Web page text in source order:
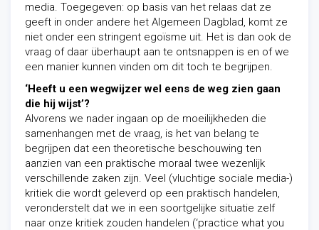
media. Toegegeven: op basis van het relaas dat ze
geeft in onder andere het Algemeen Dagblad, komt ze
niet onder een stringent egoïsme uit. Het is dan ook de
vraag of daar überhaupt aan te ontsnappen is en of we
een manier kunnen vinden om dit toch te begrijpen.
‘Heeft u een wegwijzer wel eens de weg zien gaan
die hij wijst’?
Alvorens we nader ingaan op de moeilijkheden die
samenhangen met de vraag, is het van belang te
begrijpen dat een theoretische beschouwing ten
aanzien van een praktische moraal twee wezenlijk
verschillende zaken zijn. Veel (vluchtige sociale media-)
kritiek die wordt geleverd op een praktisch handelen,
veronderstelt dat we in een soortgelijke situatie zelf
naar onze kritiek zouden handelen (‘practice what you